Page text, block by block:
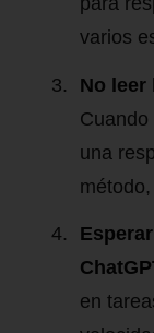
varios
No leer
una
en